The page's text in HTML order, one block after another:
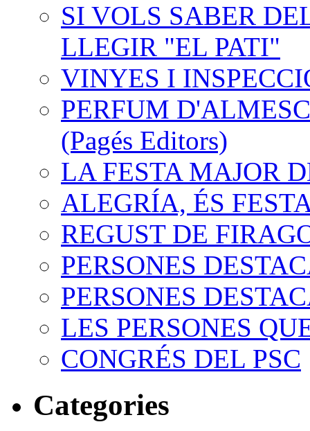
SI VOLS SABER
LLEGIR "EL PATI"
VINYES I
PERFUM
(Pagés Editors)
LA FESTA MAJOR
ALEGRÍA, ÉS
REGUST DE
PERSONES
PERSONES
LES PERSONES
CONGRÉS DEL PSC
Categories